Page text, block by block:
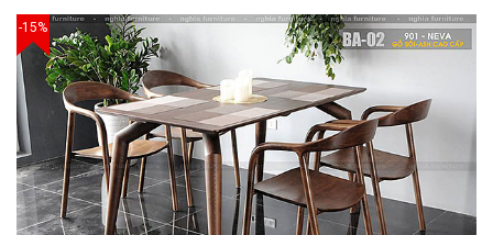
-15%